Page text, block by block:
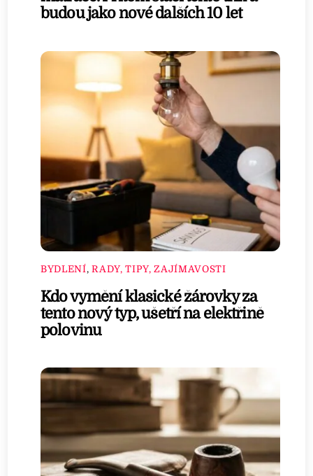
budou jako nové dalších 10 let
BYDLENÍ,RADY, TIPY, ZAJÍMAVOSTI
Kdo vymění klasické žárovky za
tento nový typ, ušetří na elektřině
polovinu